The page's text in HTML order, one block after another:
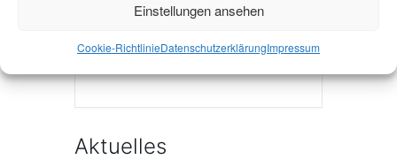
Einstellungen ansehen
Cookie-RichtlinieDatenschutzerklärungImpressum
Aktuelles